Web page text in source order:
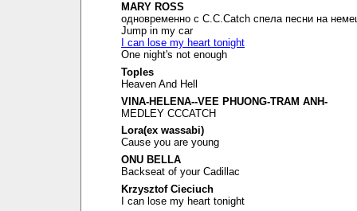
MARY ROSS
одновременно с C.C.Catch спела песни на
Jump in my car
I can lose my heart tonight
One night's not enough
Toples
Heaven And Hell
VINA-HELENA--VEE PHUONG-TRAM ANH-
MEDLEY CCCATCH
Lora(ex wassabi)
Cause you are young
ONU BELLA
Backseat of your Cadillac
Krzysztof Cieciuch
I can lose my heart tonight